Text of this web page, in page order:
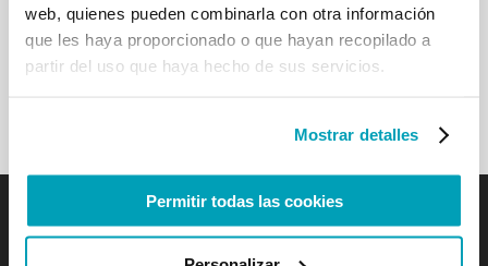
web, quienes pueden combinarla con otra información
que les haya proporcionado o que hayan recopilado a
partir del uso que haya hecho de sus servicios.
Mostrar detalles
Permitir todas las cookies